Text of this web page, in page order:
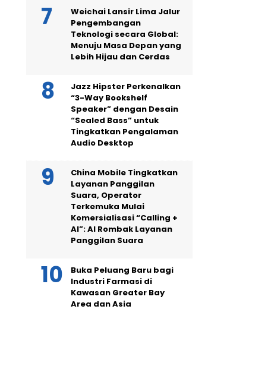
Weichai Lansir Lima Jalur
Pengembangan
Teknologi secara Global:
Menuju Masa Depan yang
Lebih Hijau dan Cerdas
Jazz Hipster Perkenalkan
“3-Way Bookshelf
Speaker” dengan Desain
“Sealed Bass” untuk
Tingkatkan Pengalaman
Audio Desktop
China Mobile Tingkatkan
Layanan Panggilan
Suara, Operator
Terkemuka Mulai
Komersialisasi “Calling +
AI”: AI Rombak Layanan
Panggilan Suara
Buka Peluang Baru bagi
Industri Farmasi di
Kawasan Greater Bay
Area dan Asia